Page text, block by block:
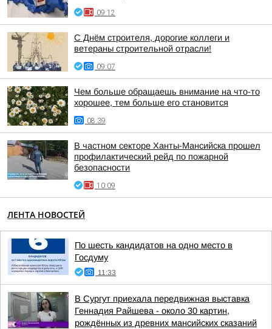
09:12
С Днём строителя, дорогие коллеги и
ветераны строительной отрасли!
09:07
Чем больше обращаешь внимание на что-то
хорошее, тем больше его становится
08:39
В частном секторе Ханты-Мансийска прошел
профилактический рейд по пожарной
безопасности
10:09
ЛЕНТА НОВОСТЕЙ
По шесть кандидатов на одно место в
Госдуму
11:33
В Сургут приехала передвижная выставка
Геннадия Райшева - около 30 картин,
рождённых из древних мансийских сказаний